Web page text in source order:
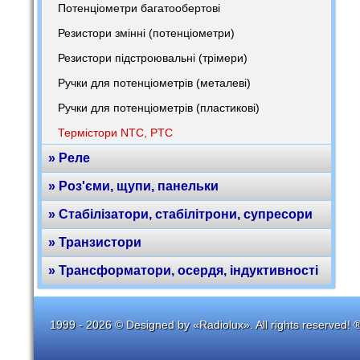
Потенціометри багатообертові
Резистори змінні (потенціометри)
Резистори підстроювальні (трімери)
Ручки для потенціометрів (металеві)
Ручки для потенціометрів (пластикові)
Термістори NTC, PTC
» Реле
» Роз'єми, щупи, панельки
» Стабілізатори, стабілітрони, супресори
» Транзистори
» Трансформатори, осердя, індуктивності
1999 - 2026 © Designed by «Radiolux». All rights reserved!